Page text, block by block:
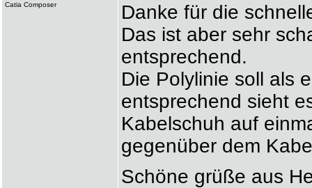
Catia Composer
Danke für die
Das ist aber sehr
entsprechend.
Die Polylinie soll als
entsprechend sieht
Kabelschuh auf
gegenüber dem
Schöne grüße aus